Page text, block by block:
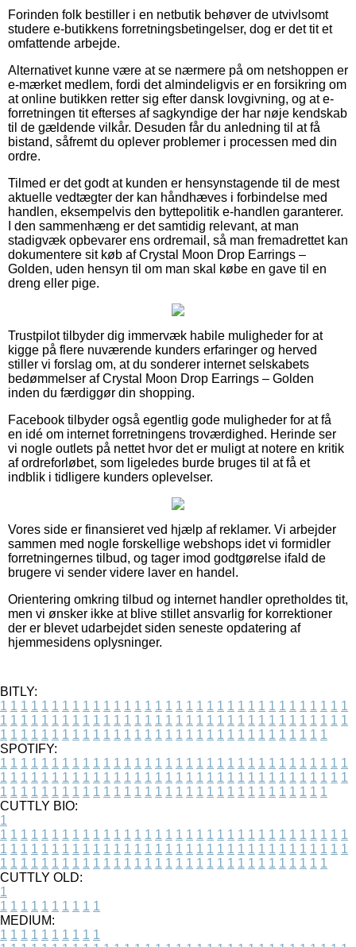
Forinden folk bestiller i en netbutik behøver de utvivlsomt
studere e-butikkens forretningsbetingelser, dog er det tit et
omfattende arbejde.
Alternativet kunne være at se nærmere på om netshoppen er
e-mærket medlem, fordi det almindeligvis er en forsikring om
at online butikken retter sig efter dansk lovgivning, og at e-
forretningen tit efterses af sagkyndige der har nøje kendskab
til de gældende vilkår. Desuden får du anledning til at få
bistand, såfremt du oplever problemer i processen med din
ordre.
Tilmed er det godt at kunden er hensynstagende til de mest
aktuelle vedtægter der kan håndhæves i forbindelse med
handlen, eksempelvis den byttepolitik e-handlen garanterer.
I den sammenhæng er det samtidig relevant, at man
stadigvæk opbevarer ens ordremail, så man fremadrettet kan
dokumentere sit køb af Crystal Moon Drop Earrings –
Golden, uden hensyn til om man skal købe en gave til en
dreng eller pige.
Trustpilot tilbyder dig immervæk habile muligheder for at
kigge på flere nuværende kunders erfaringer og herved
stiller vi forslag om, at du sonderer internet selskabets
bedømmelser af Crystal Moon Drop Earrings – Golden
inden du færdiggør din shopping.
Facebook tilbyder også egentlig gode muligheder for at få
en idé om internet forretningens troværdighed. Herinde ser
vi nogle outlets på nettet hvor det er muligt at notere en kritik
af ordreforløbet, som ligeledes burde bruges til at få et
indblik i tidligere kunders oplevelser.
Vores side er finansieret ved hjælp af reklamer. Vi arbejder
sammen med nogle forskellige webshops idet vi formidler
forretningernes tilbud, og tager imod godtgørelse ifald de
brugere vi sender videre laver en handel.
Orientering omkring tilbud og internet handler opretholdes tit,
men vi ønsker ikke at blive stillet ansvarlig for korrektioner
der er blevet udarbejdet siden seneste opdatering af
hjemmesidens oplysninger.
BITLY:
1 1 1 1 1 1 1 1 1 1 1 1 1 1 1 1 1 1 1 1 1 1 1 1 1 1 1 1 1 1 1 1 1 1
1 1 1 1 1 1 1 1 1 1 1 1 1 1 1 1 1 1 1 1 1 1 1 1 1 1 1 1 1 1 1 1 1 1
1 1 1 1 1 1 1 1 1 1 1 1 1 1 1 1 1 1 1 1 1 1 1 1 1 1 1 1 1 1 1 1
SPOTIFY:
1 1 1 1 1 1 1 1 1 1 1 1 1 1 1 1 1 1 1 1 1 1 1 1 1 1 1 1 1 1 1 1 1 1
1 1 1 1 1 1 1 1 1 1 1 1 1 1 1 1 1 1 1 1 1 1 1 1 1 1 1 1 1 1 1 1 1 1
1 1 1 1 1 1 1 1 1 1 1 1 1 1 1 1 1 1 1 1 1 1 1 1 1 1 1 1 1 1 1 1
CUTTLY BIO:
1
1 1 1 1 1 1 1 1 1 1 1 1 1 1 1 1 1 1 1 1 1 1 1 1 1 1 1 1 1 1 1 1 1 1
1 1 1 1 1 1 1 1 1 1 1 1 1 1 1 1 1 1 1 1 1 1 1 1 1 1 1 1 1 1 1 1 1 1
1 1 1 1 1 1 1 1 1 1 1 1 1 1 1 1 1 1 1 1 1 1 1 1 1 1 1 1 1 1 1 1
CUTTLY OLD:
1
1 1 1 1 1 1 1 1 1 1
MEDIUM:
1 1 1 1 1 1 1 1 1 1